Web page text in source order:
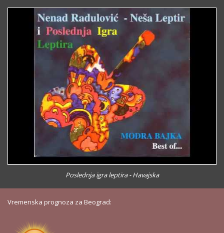
Poslednja igra leptira - Havajska
Vremenska prognoza za Beograd: